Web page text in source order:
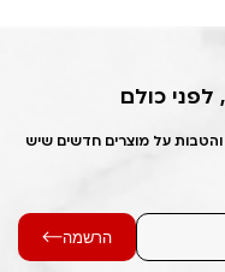
כולם
והטבות על מוצרים חדשים שיש
הרשמה